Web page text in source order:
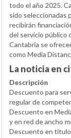
todo el año 2025.
sido seleccionadas
recibirán
del servicio público
Cantabria se
como Media
La noticia en
Descripción
Descuento para
regular de
Descuento en
y en red de ancho
Descuento en